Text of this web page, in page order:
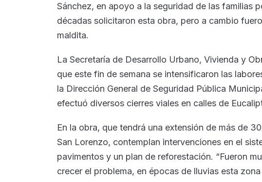
Sánchez, en apoyo a la seguridad de las familias
décadas solicitaron esta obra, pero a cambio
maldita.
La Secretaría de Desarrollo Urbano, Vivienda y
que este fin de semana se intensificaron las
la Dirección General de Seguridad Pública
efectuó diversos cierres viales en calles de
En la obra, que tendrá una extensión de más de
San Lorenzo, contemplan intervenciones en el
pavimentos y un plan de reforestación. “Fueron
crecer el problema, en épocas de lluvias esta